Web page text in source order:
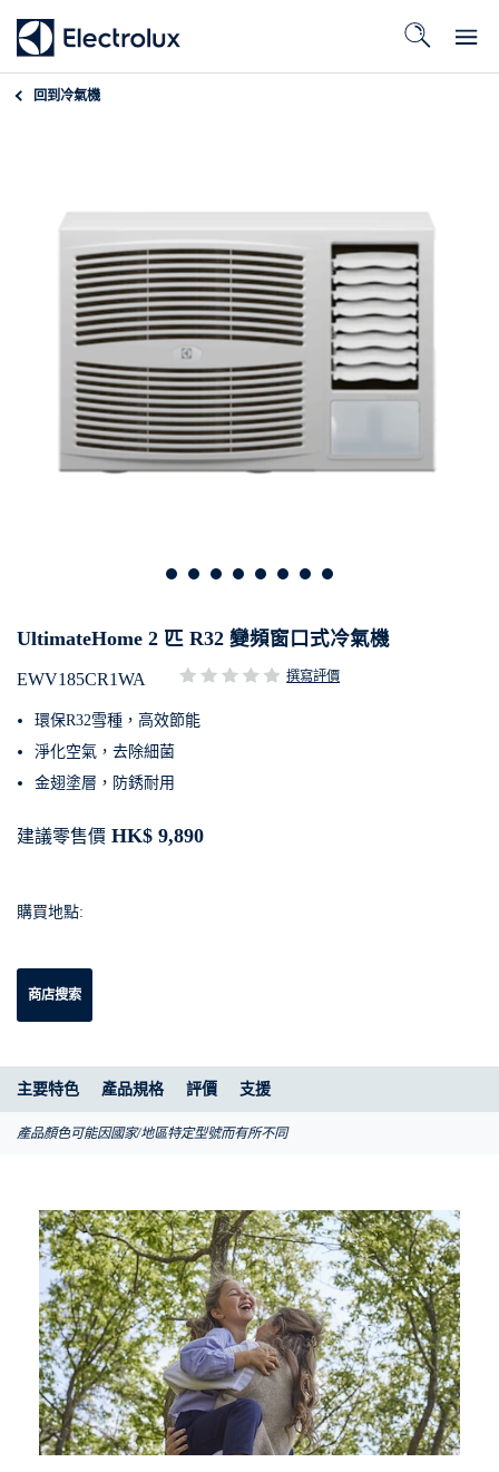
回到冷氣機
UltimateHome 2 匹 R32 變頻窗口式冷氣機
EWV185CR1WA 撰寫評價
環保R32雪種，高效節能
淨化空氣，去除細菌
金翅塗層，防銹耐用
建議零售價 HK$ 9,890
購買地點:
商店搜索
主要特色 產品規格 評價 支援
產品顏色可能因國家/地區特定型號而有所不同